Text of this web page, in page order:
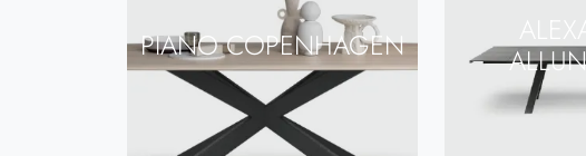
PIANO COPENHAGEN